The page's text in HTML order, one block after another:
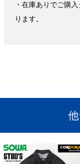
・在庫ありでご購
ります。